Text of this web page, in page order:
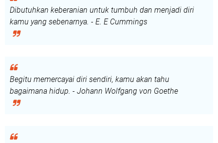
Dibutuhkan keberanian untuk tumbuh dan menjadi diri
kamu yang sebenarnya. - E. E Cummings
Begitu memercayai diri sendiri, kamu akan tahu
bagaimana hidup. - Johann Wolfgang von Goethe